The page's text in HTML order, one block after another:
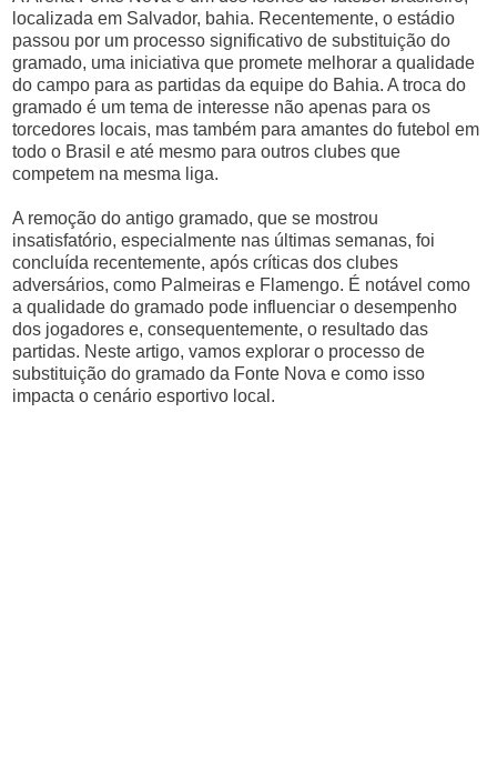
localizada em Salvador, bahia. Recentemente, o estádio
passou por um processo significativo de substituição do
gramado, uma iniciativa que promete melhorar a qualidade
do campo para as partidas da equipe do Bahia. A troca do
gramado é um tema de interesse não apenas para os
torcedores locais, mas também para amantes do futebol em
todo o Brasil e até mesmo para outros clubes que
competem na mesma liga.
A remoção do antigo gramado, que se mostrou
insatisfatório, especialmente nas últimas semanas, foi
concluída recentemente, após críticas dos clubes
adversários, como Palmeiras e Flamengo. É notável como
a qualidade do gramado pode influenciar o desempenho
dos jogadores e, consequentemente, o resultado das
partidas. Neste artigo, vamos explorar o processo de
substituição do gramado da Fonte Nova e como isso
impacta o cenário esportivo local.